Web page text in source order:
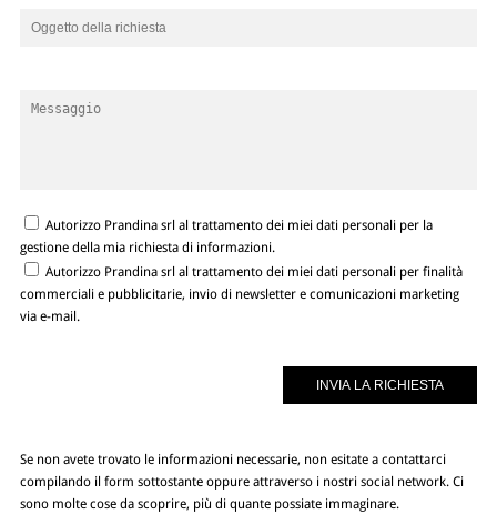
Autorizzo Prandina srl al trattamento dei miei dati personali per la
gestione della mia richiesta di informazioni.
Autorizzo Prandina srl al trattamento dei miei dati personali per finalità
commerciali e pubblicitarie, invio di newsletter e comunicazioni marketing
via e-mail.
Se non avete trovato le informazioni necessarie, non esitate a contattarci
compilando il form sottostante oppure attraverso i nostri social network. Ci
sono molte cose da scoprire, più di quante possiate immaginare.